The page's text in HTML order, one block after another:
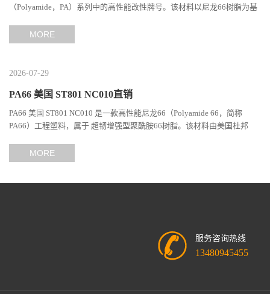
（Polyamide，PA）系列中的高性能改性牌号。该材料以尼龙66树脂为基
MORE
2026-07-29
PA66 美国 ST801 NC010直销
PA66 美国 ST801 NC010 是一款高性能尼龙66（Polyamide 66，简称
PA66）工程塑料，属于 超韧增强型聚酰胺66树脂。该材料由美国杜邦
MORE
服务咨询热线
13480945455